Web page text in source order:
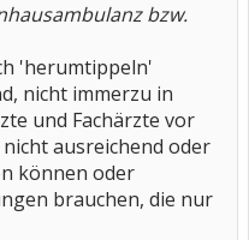
bzw.
'herumtippeln'
nicht immerzu in
und Fachärzte vor
ausreichend oder
können oder
brauchen, die nur